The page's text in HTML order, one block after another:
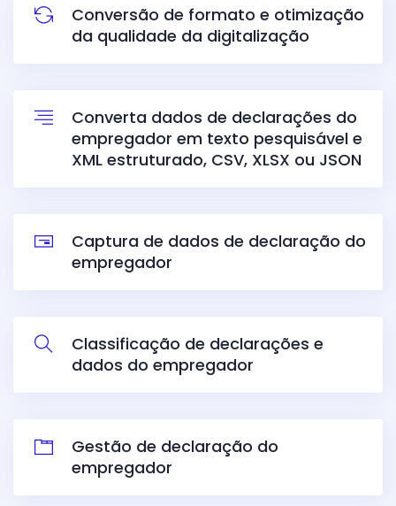
Conversão de formato e otimização
da qualidade da digitalização
Converta dados de declarações do
empregador em texto pesquisável e
XML estruturado, CSV, XLSX ou JSON
Captura de dados de declaração do
empregador
Classificação de declarações e
dados do empregador
Gestão de declaração do
empregador